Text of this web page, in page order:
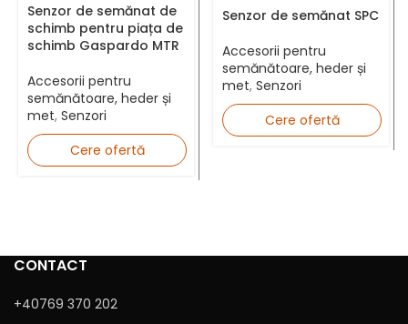
Județ *
Mesaj
Senzor de semănat de
schimb pentru piața de
schimb Gaspardo MTR
Accesorii pentru
semănătoare, heder și
met, Senzori
Cere ofertă
Senzor de semănat SPC
Accesorii pentru
semănătoare, heder și
met, Senzori
Cere ofertă
CONTACT
+40769 370 202